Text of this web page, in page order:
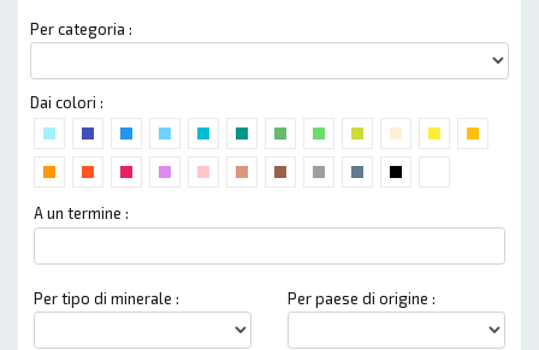
Per categoria :
Dai colori :
A un termine :
Per tipo di minerale : Per paese di origine :